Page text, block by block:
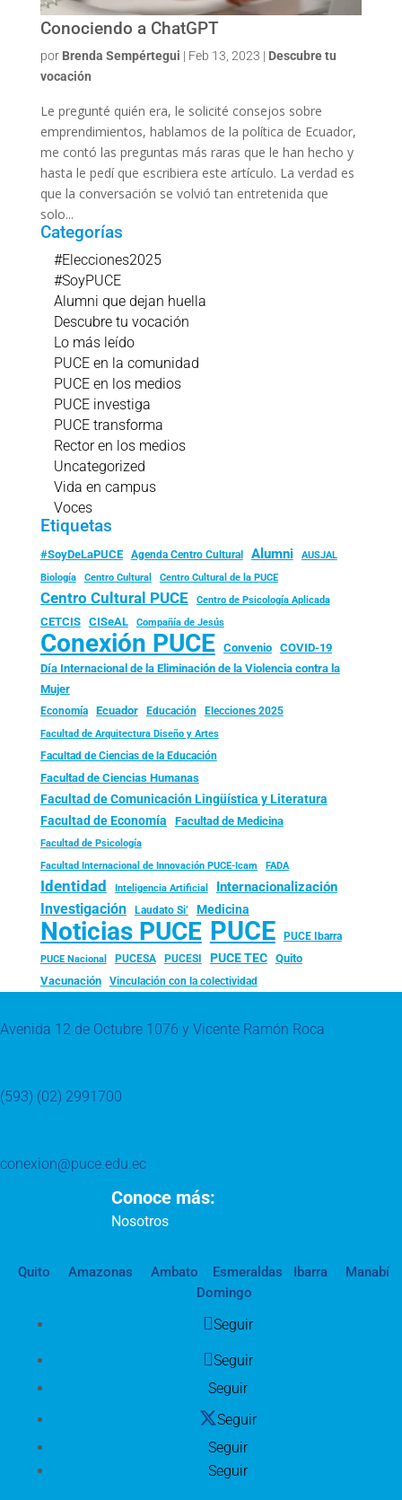
Conociendo a ChatGPT
por Brenda Sempértegui | Feb 13, 2023 | Descubre tu
vocación
Le pregunté quién era, le solicité consejos sobre
emprendimientos, hablamos de la política de Ecuador,
me contó las preguntas más raras que le han hecho y
hasta le pedí que escribiera este artículo. La verdad es
que la conversación se volvió tan entretenida que
solo...
Categorías
#Elecciones2025
#SoyPUCE
Alumni que dejan huella
Descubre tu vocación
Lo más leído
PUCE en la comunidad
PUCE en los medios
PUCE investiga
PUCE transforma
Rector en los medios
Uncategorized
Vida en campus
Voces
Etiquetas
#SoyDeLaPUCE Agenda Centro Cultural Alumni
AUSJAL
Biología
Centro Cultural Centro Cultural de la PUCE
Centro Cultural PUCE Centro de Psicología Aplicada
CETCIS CISeAL Compañía de Jesús
Conexión PUCE Convenio
COVID-19
Día Internacional de la Eliminación de la Violencia contra la
Mujer
Economía Ecuador Educación Elecciones 2025
Facultad de Arquitectura Diseño y Artes
Facultad de Ciencias de la Educación
Facultad de Ciencias Humanas
Facultad de Comunicación Lingüística y Literatura
Facultad de Economía Facultad de Medicina
Facultad de Psicología
Facultad Internacional de Innovación PUCE-Icam FADA
Identidad Inteligencia Artificial Internacionalización
Investigación Laudato Si’ Medicina
Noticias PUCE PUCE PUCE Ibarra
PUCE Nacional PUCESA PUCESI PUCE TEC
Quito
Vacunación
Vinculación con la colectividad
Avenida 12 de Octubre 1076 y Vicente Ramón Roca
(593) (02) 2991700
conexion@puce.edu.ec
Conoce más:
Nosotros
Quito Amazonas Ambato Esmeraldas Ibarra
Manabí
Domingo
Seguir
Seguir
Seguir
Seguir
Seguir
Seguir